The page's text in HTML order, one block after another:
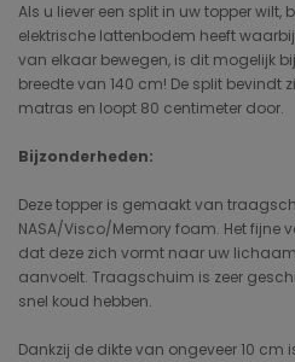
Als u liever een split in uw topper
elektrische lattenbodem heeft
van elkaar bewegen, is dit mogelijk
breedte van 140 cm! De split bevindt
matras en loopt 80 centimeter door.
Bijzonderheden:
Deze topper is gemaakt van
NASA/Visco/Memory foam. Het fijne
dat deze zich vormt naar uw
aanvoelt. Traagschuim is zeer
snel koud hebben.
Dankzij de dikte van ongeveer 10 cm